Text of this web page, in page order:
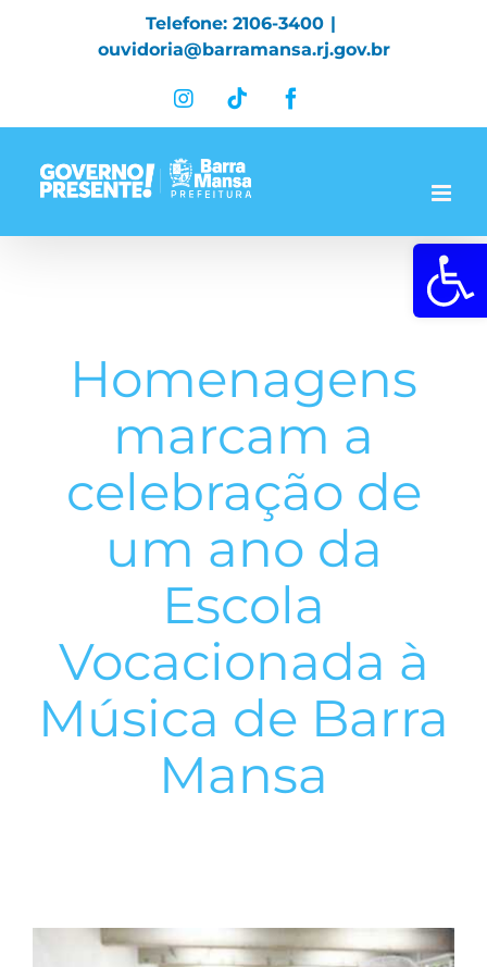
Abrir a
Telefone: 2106-3400 |
ouvidoria@barramansa.rj.gov.br
InstagramTiktok
Homenagens
marcam a
celebração de
um ano da
Escola
Vocacionada à
Música de Barra
Mansa